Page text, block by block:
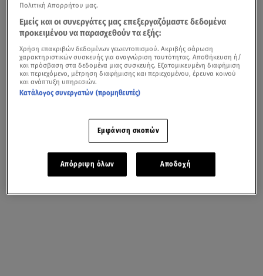
Πολιτική Απορρήτου μας.
Εμείς και οι συνεργάτες μας επεξεργαζόμαστε δεδομένα
προκειμένου να παρασχεθούν τα εξής:
Χρήση επακριβών δεδομένων γεωεντοπισμού. Ακριβής σάρωση
χαρακτηριστικών συσκευής για αναγνώριση ταυτότητας. Αποθήκευση ή/
και πρόσβαση στα δεδομένα μιας συσκευής. Εξατομικευμένη διαφήμιση
και περιεχόμενο, μέτρηση διαφήμισης και περιεχομένου, έρευνα κοινού
και ανάπτυξη υπηρεσιών.
Κατάλογος συνεργατών (προμηθευτές)
Εμφάνιση σκοπών
Απόρριψη όλων Αποδοχή